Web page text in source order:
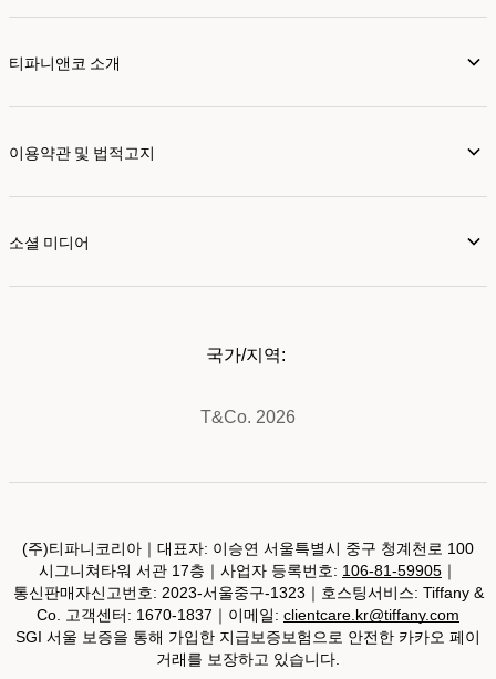
티파니앤코 소개
이용약관 및 법적고지
소셜 미디어
T&Co. 2026
국가/지역:
(주)티파니코리아｜대표자: 이승연 서울특별시 중구 청계천로 100
시그니쳐타워 서관 17층｜사업자 등록번호: 106-81-59905 ｜
통신판매자신고번호: 2023-서울중구-1323｜호스팅서비스: Tiffany &
Co. 고객센터: 1670-1837｜이메일: clientcare.kr@tiffany.com
SGI 서울 보증을 통해 가입한 지급보증보험으로 안전한 카카오 페이
거래를 보장하고 있습니다.